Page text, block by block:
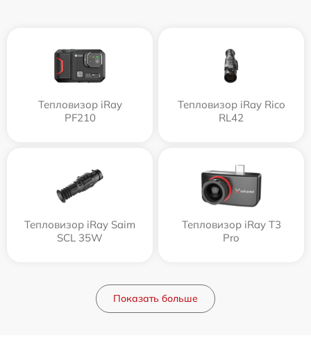
Тепловизор iRay
PF210
Тепловизор iRay Rico
RL42
Тепловизор iRay Saim
SCL 35W
Тепловизор iRay T3
Pro
Показать больше